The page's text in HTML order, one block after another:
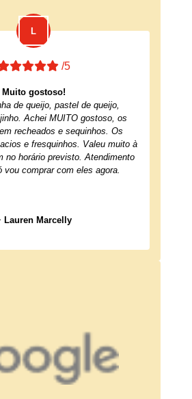
/5
Muito gostoso!
de queijo, pastel de queijo,
Achei MUITO gostoso, os
recheados e sequinhos. Os
e fresquinhos. Valeu muito à
no horário previsto. Atendimento
vou comprar com eles agora.
Lauren Marcelly